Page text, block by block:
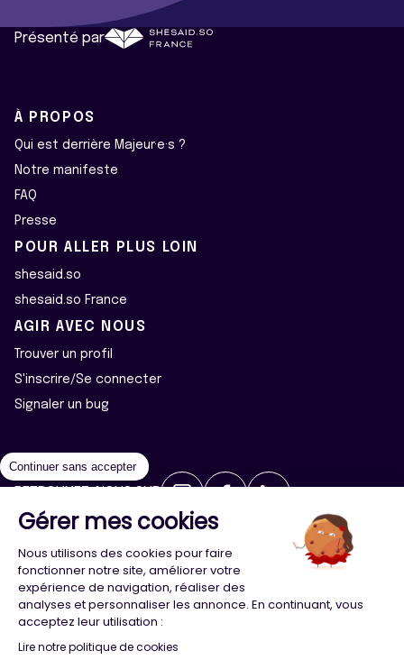
Présenté par
À PROPOS
Qui est derrière Majeur·e·s ?
Notre manifeste
FAQ
Presse
POUR ALLER PLUS LOIN
shesaid.so
shesaid.so France
AGIR AVEC NOUS
Trouver un profil
S'inscrire/Se connecter
Signaler un bug
2026 ©Majeur·e·s - Tous droits réservés
Politique de confidentialité
Cookies
Conception Agence Adeliom
Continuer sans accepter
Gérer mes cookies
Nous utilisons des cookies pour faire
fonctionner notre site, améliorer votre
expérience de navigation, réaliser des
analyses et personnaliser les annonce. En continuant, vous
acceptez leur utilisation :
Lire notre politique de cookies